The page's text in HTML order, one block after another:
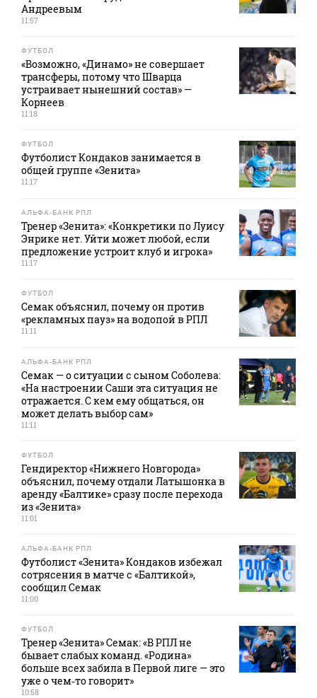
Андреевым
11:57
ФУТБОЛ
«Возможно, «Динамо» не совершает
трансферы, потому что Шварца
устраивает нынешний состав» —
Корнеев
11:18
ФУТБОЛ
Футболист Кондаков занимается в
общей группе «Зенита»
11:17
АЛЬФА-БАНК РПЛ
Тренер «Зенита»: «Конкретики по Луису
Энрике нет. Уйти может любой, если
предложение устроит клуб и игрока»
11:17
ФУТБОЛ
Семак объяснил, почему он против
«рекламных пауз» на водопой в РПЛ
11:11
АЛЬФА-БАНК РПЛ
Семак — о ситуации с сыном Соболева:
«На настроении Саши эта ситуация не
отражается. С кем ему общаться, он
может делать выбор сам»
11:11
ФУТБОЛ
Гендиректор «Нижнего Новгорода»
объяснил, почему отдали Латышонка в
аренду «Балтике» сразу после перехода
из «Зенита»
11:01
АЛЬФА-БАНК РПЛ
Футболист «Зенита» Кондаков избежал
сотрясения в матче с «Балтикой»,
сообщил Семак
11:00
ФУТБОЛ
Тренер «Зенита» Семак: «В РПЛ не
бывает слабых команд. «Родина»
больше всех забила в Первой лиге — это
уже о чем‑то говорит»
10:58